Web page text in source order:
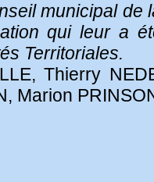
municipal de
qui leur a
Territoriales.
Thierry
Marion